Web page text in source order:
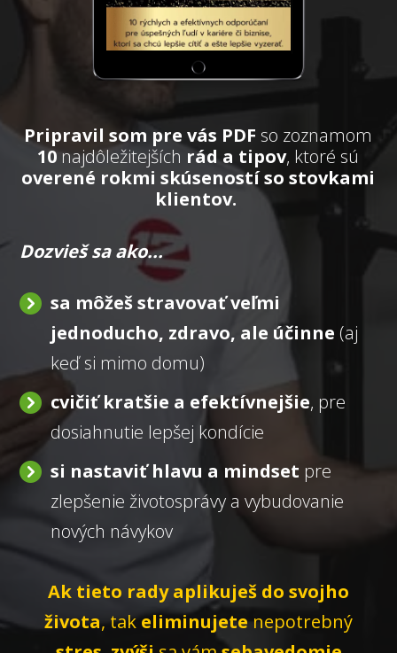
Pripravil som pre vás PDF so zoznamom
10najdôležitejších rád a tipov, ktoré sú
overené rokmi skúseností so stovkami
klientov.
Dozvieš sa ako...
sa môžeš stravovať veľmi
jednoducho, zdravo, ale účinne (aj
keď si mimo domu)
cvičiť kratšie a efektívnejšie, pre
dosiahnutie lepšej kondície
si nastaviť hlavu a mindset pre
zlepšenie životosprávy a vybudovanie
nových návykov
Ak tieto rady aplikuješ do svojho
života, takeliminujetenepotrebný